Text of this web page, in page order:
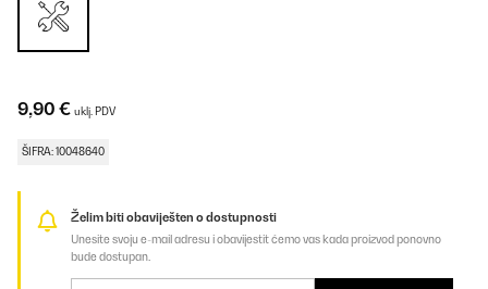
9,90 € uklj. PDV
ŠIFRA: 10048640
Želim biti obaviješten o dostupnosti
Unesite svoju e-mail adresu i obavijestit ćemo vas kada proizvod ponovno
bude dostupan.